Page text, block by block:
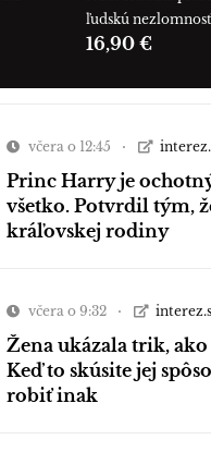
ľudskú nezlomnosť
16,90 €
včera o 12:45
Princ Harry je
všetko. Potvrdil tým,
kráľovskej rodiny
včera o 9:32
Žena ukázala trik,
Keď to skúsite jej
robiť inak